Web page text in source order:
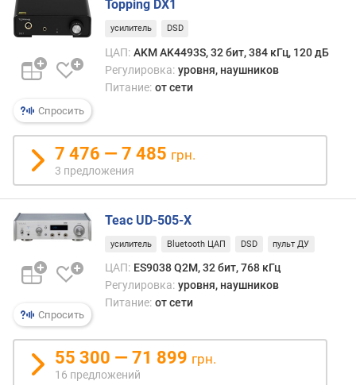
ч
с
к
й
д
а
з
о
н
(
д
)
к
о
л
Спросить
Topping DX1
усилитель DSD
ЦАП: AKM AK4493S, 32 бит, 384 кГц, 120 дБ
Регулировка: уровня, наушников
Питание: от сети
7 476 — 7 485 грн.
3 предложения
Спросить
Teac UD-505-X
усилитель Bluetooth ЦАП DSD пульт ДУ
ЦАП: ES9038 Q2M, 32 бит, 768 кГц
Регулировка: уровня, наушников
Питание: от сети
55 300 — 71 899 грн.
16 предложений